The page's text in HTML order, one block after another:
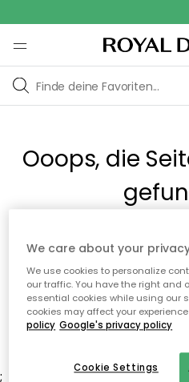
Ooops, die
Sie können auf unserer
Zur
;
We care about your
We use cookies to personalize
our traffic. You have the right and
essential cookies while using our
cookies may affect your
policy Google's privacy policy
Cookie Settings